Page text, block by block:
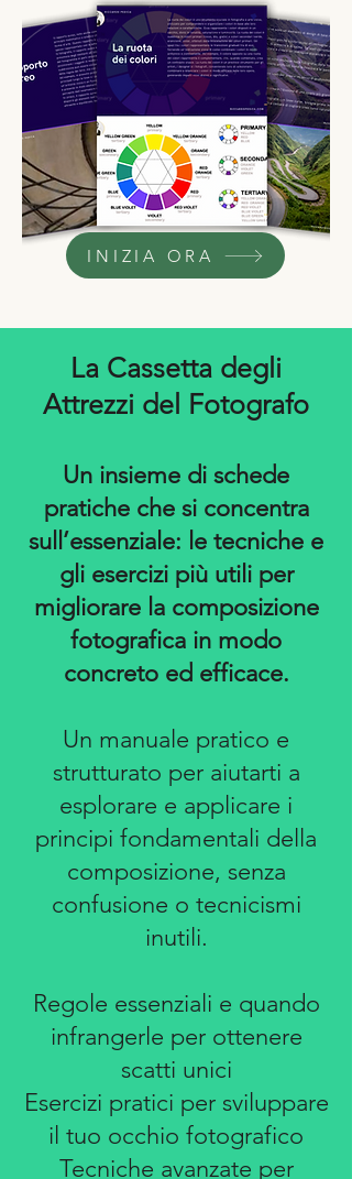
INIZIA ORA
La Cassetta degli
Attrezzi del Fotografo
Un insieme di schede
pratiche che si concentra
sull’essenziale: le tecniche e
gli esercizi più utili per
migliorare la composizione
fotografica in modo
concreto ed efficace.
Un manuale pratico e
strutturato per aiutarti a
esplorare e applicare i
principi fondamentali della
composizione, senza
confusione o tecnicismi
inutili.
Regole essenziali e quando
infrangerle per ottenere
scatti unici
Esercizi pratici per sviluppare
il tuo occhio fotografico
Tecniche avanzate per